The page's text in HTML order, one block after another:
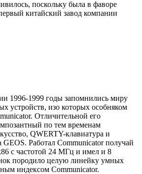
поскольку была в фаворе
китайский завод компании
1996-1999 годы запомнились миру
устройств, изо которых особняком
Отличительной его
по тем временам
QWERTY-клавиатура и
GEOS. Работал Communicator получай
с частотой 24 МГц и имел и 8
породило целую линейку умных
индексом Communicator.